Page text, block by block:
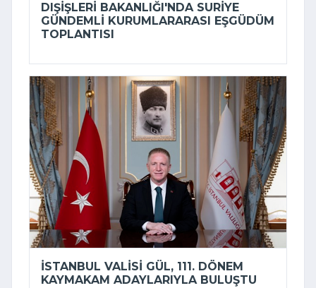
DIŞIŞLERI BAKANLIĞI'NDA SURIYE
GÜNDEMLI KURUMLARARASI EŞGÜDÜM
TOPLANTISI
İSTANBUL VALISI GÜL, 111. DÖNEM
KAYMAKAM ADAYLARIYLA BULUŞTU